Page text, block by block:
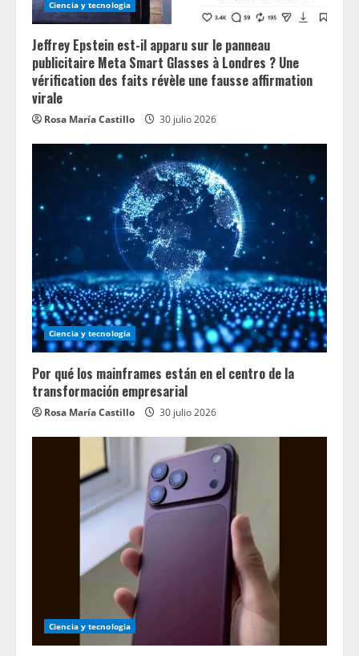
g Ciencia y tecnologia
Jeffrey Epstein est-il apparu sur le panneau
publicitaire Meta Smart Glasses à Londres ? Une
vérification des faits révèle une fausse affirmation
virale
Rosa María Castillo 30 julio 2026
Ciencia y tecnologia
Por qué los mainframes están en el centro de la
transformación empresarial
Rosa María Castillo 30 julio 2026
Ciencia y tecnologia